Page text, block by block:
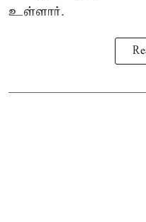
உள்ளார்.